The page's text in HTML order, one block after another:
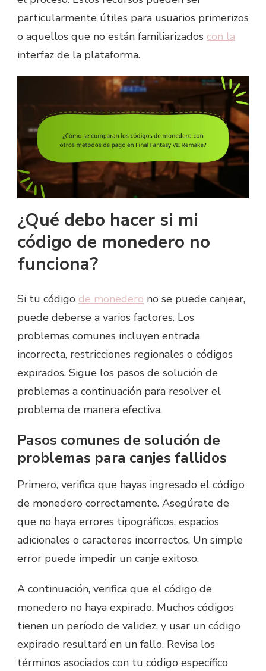
particularmente útiles para usuarios primerizos
o aquellos que no están familiarizados con la
interfaz de la plataforma.
¿Qué debo hacer si mi
código de monedero no
funciona?
Si tu código de monedero no se puede canjear,
puede deberse a varios factores. Los
problemas comunes incluyen entrada
incorrecta, restricciones regionales o códigos
expirados. Sigue los pasos de solución de
problemas a continuación para resolver el
problema de manera efectiva.
Pasos comunes de solución de
problemas para canjes fallidos
Primero, verifica que hayas ingresado el código
de monedero correctamente. Asegúrate de
que no haya errores tipográficos, espacios
adicionales o caracteres incorrectos. Un simple
error puede impedir un canje exitoso.
A continuación, verifica que el código de
monedero no haya expirado. Muchos códigos
tienen un período de validez, y usar un código
expirado resultará en un fallo. Revisa los
términos asociados con tu código específico